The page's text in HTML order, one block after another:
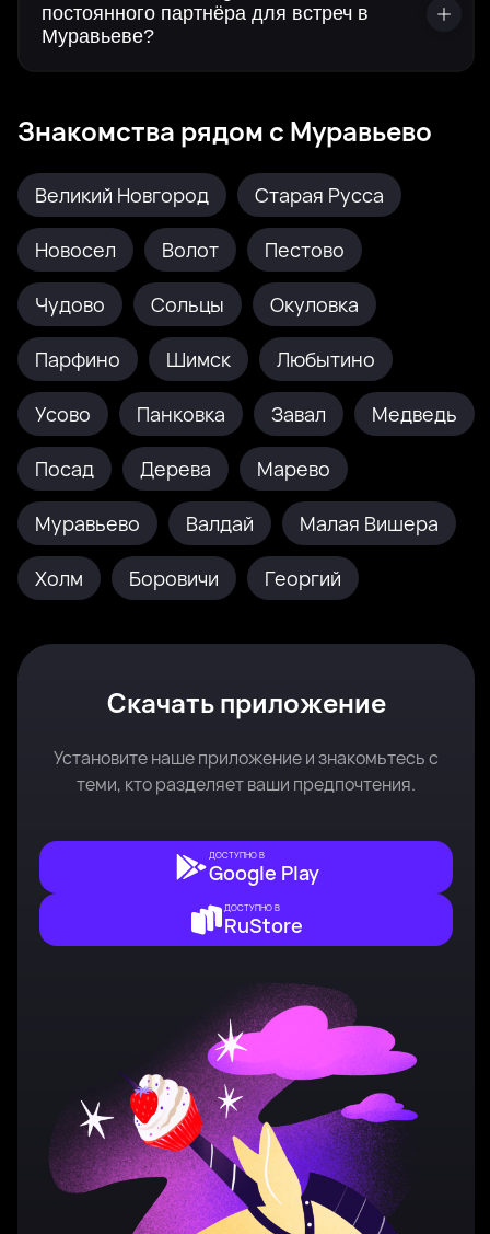
постоянного партнёра для встреч в
Муравьеве?
Знакомства рядом с Муравьево
Великий Новгород Старая Русса
Новосел Волот Пестово
Чудово Сольцы Окуловка
Парфино Шимск Любытино
Усово Панковка Завал Медведь
Посад Дерева Марево
Муравьево Валдай Малая Вишера
Холм Боровичи Георгий
Скачать приложение
Установите наше приложение и знакомьтесь с
теми, кто разделяет ваши предпочтения.
ДОСТУПНО В
Google Play
ДОСТУПНО В
RuStore